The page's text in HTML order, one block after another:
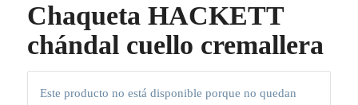
Chaqueta HACKETT
chándal cuello cremallera
Este producto no está disponible porque no quedan